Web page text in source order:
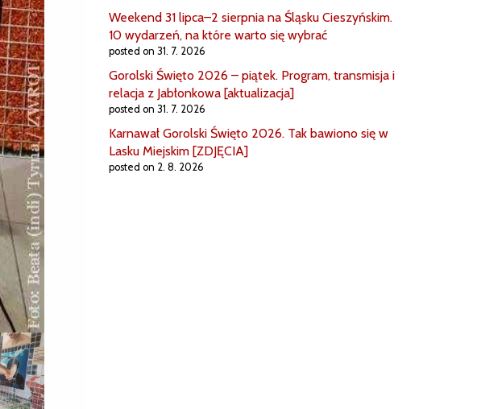
Weekend 31 lipca–2 sierpnia na Śląsku Cieszyńskim.
10 wydarzeń, na które warto się wybrać
posted on 31. 7. 2026
Gorolski Święto 2026 – piątek. Program, transmisja i
relacja z Jabłonkowa [aktualizacja]
posted on 31. 7. 2026
Karnawał Gorolski Święto 2026. Tak bawiono się w
Lasku Miejskim [ZDJĘCIA]
posted on 2. 8. 2026